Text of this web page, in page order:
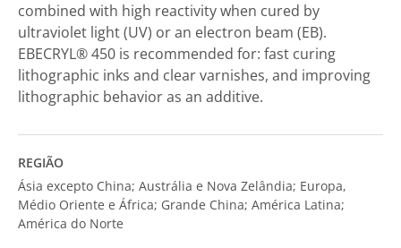
combined with high reactivity when cured by
ultraviolet light (UV) or an electron beam (EB).
EBECRYL® 450 is recommended for: fast curing
lithographic inks and clear varnishes, and improving
lithographic behavior as an additive.
REGIÃO
Ásia excepto China; Austrália e Nova Zelândia; Europa,
Médio Oriente e África; Grande China; América Latina;
América do Norte